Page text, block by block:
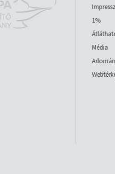
1%
Média